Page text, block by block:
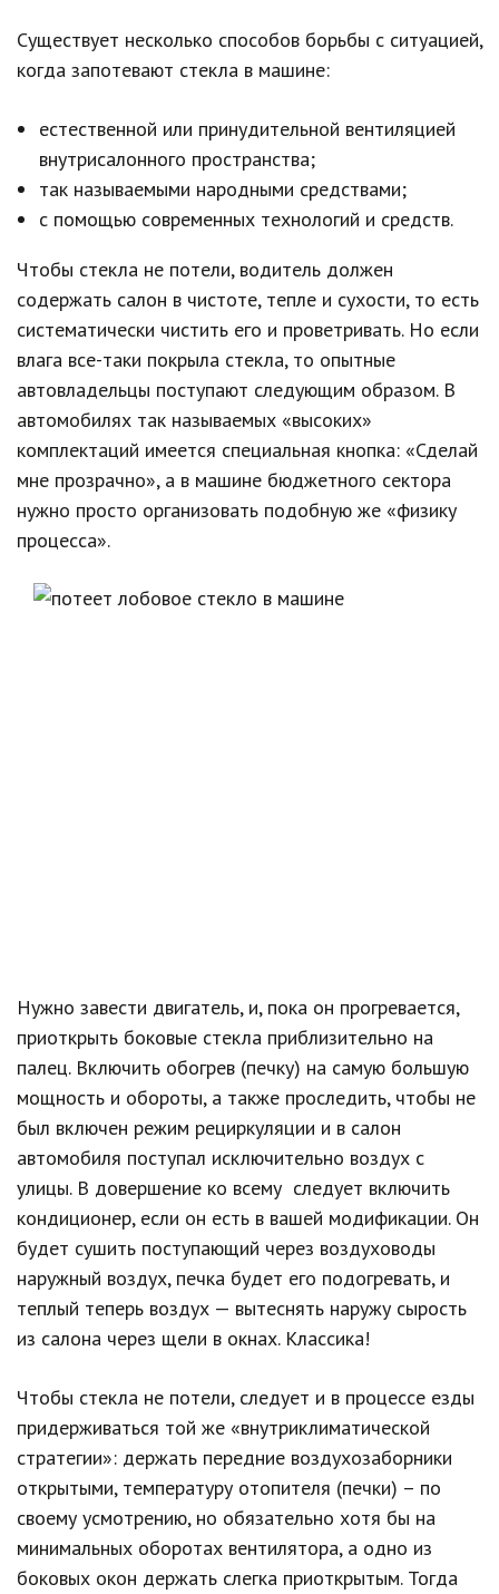
Существует несколько способов борьбы с ситуацией,
когда запотевают стекла в машине:
естественной или принудительной вентиляцией
внутрисалонного пространства;
так называемыми народными средствами;
с помощью современных технологий и средств.
Чтобы стекла не потели, водитель должен
содержать салон в чистоте, тепле и сухости, то есть
систематически чистить его и проветривать. Но если
влага все-таки покрыла стекла, то опытные
автовладельцы поступают следующим образом. В
автомобилях так называемых «высоких»
комплектаций имеется специальная кнопка: «Сделай
мне прозрачно», а в машине бюджетного сектора
нужно просто организовать подобную же «физику
процесса».
Нужно завести двигатель, и, пока он прогревается,
приоткрыть боковые стекла приблизительно на
палец. Включить обогрев (печку) на самую большую
мощность и обороты, а также проследить, чтобы не
был включен режим рециркуляции и в салон
автомобиля поступал исключительно воздух с
улицы. В довершение ко всему следует включить
кондиционер, если он есть в вашей модификации. Он
будет сушить поступающий через воздуховоды
наружный воздух, печка будет его подогревать, и
теплый теперь воздух — вытеснять наружу сырость
из салона через щели в окнах. Классика!
Чтобы стекла не потели, следует и в процессе езды
придерживаться той же «внутриклиматической
стратегии»: держать передние воздухозаборники
открытыми, температуру отопителя (печки) – по
своему усмотрению, но обязательно хотя бы на
минимальных оборотах вентилятора, а одно из
боковых окон держать слегка приоткрытым. Тогда